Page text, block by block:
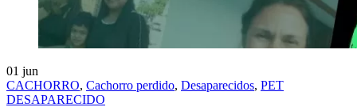
01 jun
CACHORRO, Cachorro perdido, Desaparecidos, PET
DESAPARECIDO